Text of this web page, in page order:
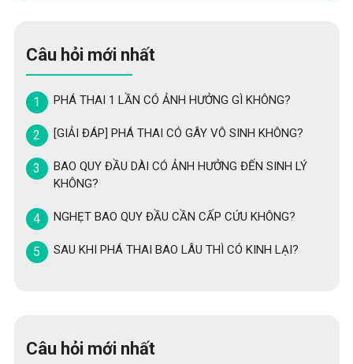
Câu hỏi mới nhất
PHÁ THAI 1 LẦN CÓ ẢNH HƯỞNG GÌ KHÔNG?
[GIẢI ĐÁP] PHÁ THAI CÓ GÂY VÔ SINH KHÔNG?
BAO QUY ĐẦU DÀI CÓ ẢNH HƯỞNG ĐẾN SINH LÝ
KHÔNG?
NGHẸT BAO QUY ĐẦU CẦN CẤP CỨU KHÔNG?
SAU KHI PHÁ THAI BAO LÂU THÌ CÓ KINH LẠI?
Câu hỏi mới nhất